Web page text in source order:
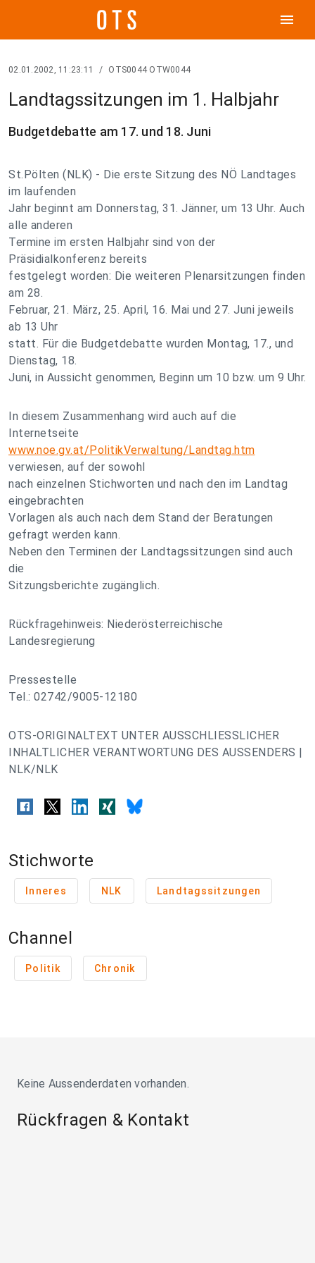
menu
02.01.2002, 11:23:11 / OTS0044 OTW0044
Landtagssitzungen im 1. Halbjahr
Budgetdebatte am 17. und 18. Juni
St.Pölten (NLK) - Die erste Sitzung des NÖ Landtages
im laufenden
Jahr beginnt am Donnerstag, 31. Jänner, um 13 Uhr. Auch
alle anderen
Termine im ersten Halbjahr sind von der
Präsidialkonferenz bereits
festgelegt worden: Die weiteren Plenarsitzungen finden
am 28.
Februar, 21. März, 25. April, 16. Mai und 27. Juni jeweils
ab 13 Uhr
statt. Für die Budgetdebatte wurden Montag, 17., und
Dienstag, 18.
Juni, in Aussicht genommen, Beginn um 10 bzw. um 9 Uhr.
In diesem Zusammenhang wird auch auf die
Internetseite
www.noe.gv.at/PolitikVerwaltung/Landtag.htm
verwiesen, auf der sowohl
nach einzelnen Stichworten und nach den im Landtag
eingebrachten
Vorlagen als auch nach dem Stand der Beratungen
gefragt werden kann.
Neben den Terminen der Landtagssitzungen sind auch
die
Sitzungsberichte zugänglich.
Rückfragehinweis: Niederösterreichische
Landesregierung
Pressestelle
Tel.: 02742/9005-12180
OTS-ORIGINALTEXT UNTER AUSSCHLIESSLICHER
INHALTLICHER VERANTWORTUNG DES AUSSENDERS |
NLK/NLK
Stichworte
Inneres NLK Landtagssitzungen
Channel
Politik Chronik
Keine Aussenderdaten vorhanden.
Rückfragen & Kontakt